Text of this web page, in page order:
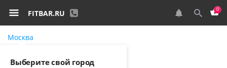
FITBAR.RU 0
Москва
Выберите свой город